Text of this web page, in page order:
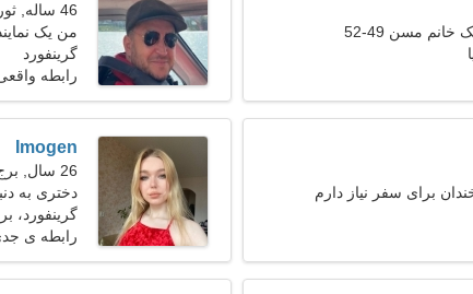
مسن 49-52
46 ساله, ثور
من یک
گرینفورد
رابطه
برای سفر نیاز دارم
Imogen
26 سال, برج جدی
دختری به
گرینفورد،
رابطه ی